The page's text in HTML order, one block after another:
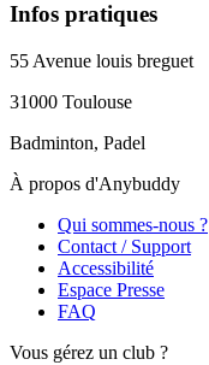
Infos pratiques
55 Avenue louis breguet
31000 Toulouse
Badminton, Padel
À propos d'Anybuddy
Qui sommes-nous ?
Contact / Support
Accessibilité
Espace Presse
FAQ
Vous gérez un club ?